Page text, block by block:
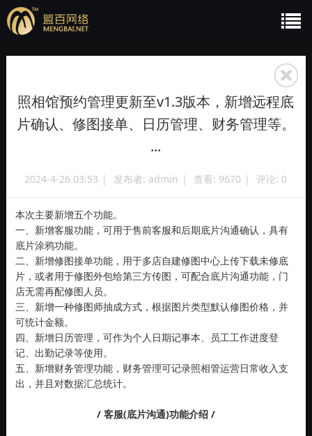
照相馆预约管理更新至v1.3版本，新增远程底
片确认、修图接单、日历管理、财务管理等。
...
2024-4-26 03:53 | 发布者: admin | 查看: 9670 | 评论: 0
本次主要新增五个功能。
一、新增客服功能，可用于售前客服和后期底片沟通确认，具有
底片涂鸦功能。
二、新增修图接单功能，用于多店自建修图中心上传下载未修底
片，或者用于修图外包给第三方传图，可配合底片沟通功能，门
店无需再配修图人员。
三、新增一种修图师抽成方式，根据图片类型默认修图价格，并
可统计金额。
四、新增日历管理，可作为个人日期记事本、员工工作进度登
记、出勤记录等使用。
五、新增财务管理功能，财务管理可记录照相管运营日常收入支
出，并且对数据汇总统计。
/ 客服(底片沟通)功能介绍 /